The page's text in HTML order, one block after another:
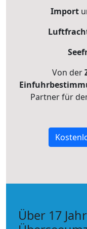
Import
Von der
Partner für
Über 17